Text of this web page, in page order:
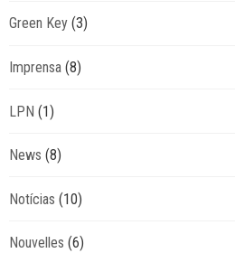
Green Key (3)
Imprensa (8)
LPN (1)
News (8)
Notícias (10)
Nouvelles (6)